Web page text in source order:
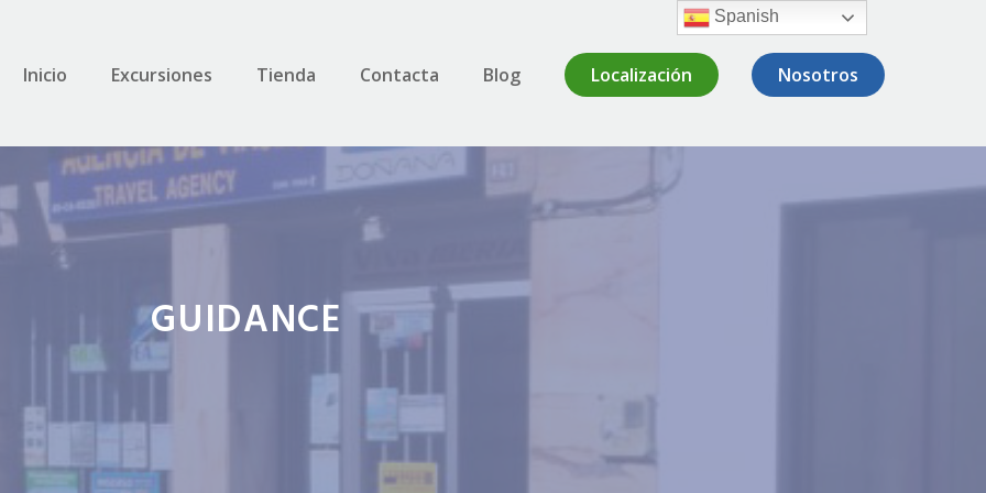
Inicio Excursiones Tienda Contacta Blog Localización Nosotros
GUIDANCE
Spanish